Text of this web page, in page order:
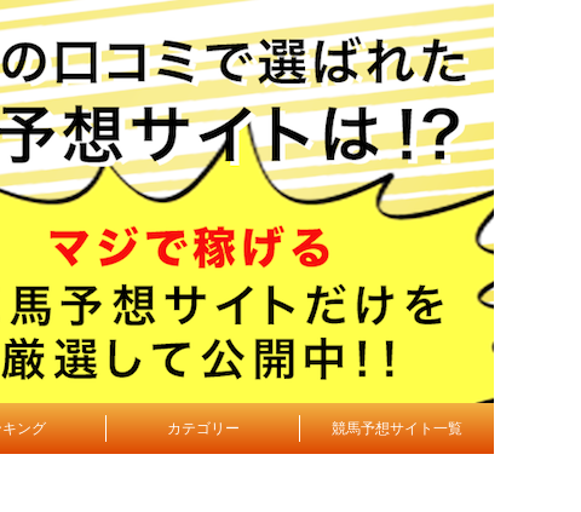
キング カテゴリー 競馬予想サイト一覧